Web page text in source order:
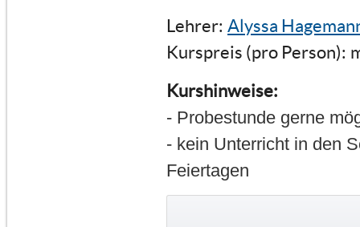
Lehrer: Alyssa
Kurspreis (pro Person):
Kurshinweise:
- Probestunde gerne
- kein Unterricht in den
Feiertagen